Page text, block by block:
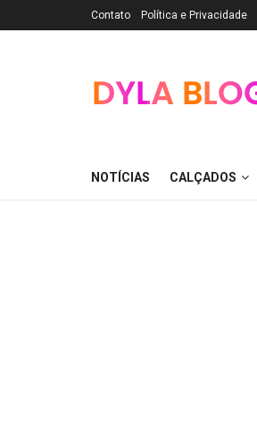
Contato Política e Privacidade
NOTÍCIAS CALÇADOS